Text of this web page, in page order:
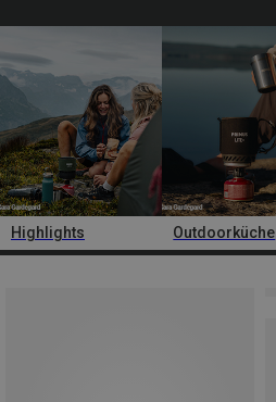
Highlights Outdoorküche